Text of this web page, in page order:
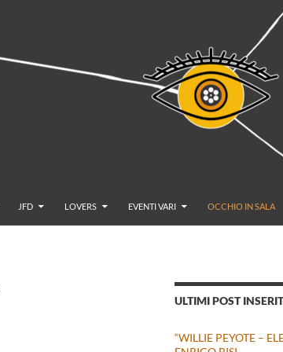
JFD LOVERS EVENTI VARI OCCHIO IN SALA
ULTIMI POST
“WILLIE PEYOTE –